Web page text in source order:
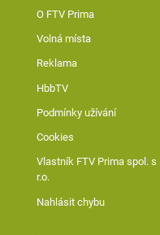
O FTV Prima
Volná místa
Reklama
HbbTV
Podmínky užívání
Cookies
Vlastník FTV Prima spol. s
r.o.
Nahlásit chybu